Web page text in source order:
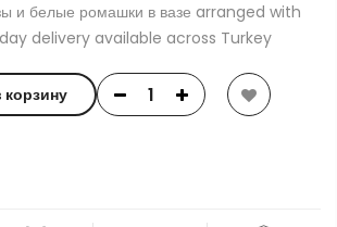
и белые ромашки в вазе arranged with
delivery available across Turkey